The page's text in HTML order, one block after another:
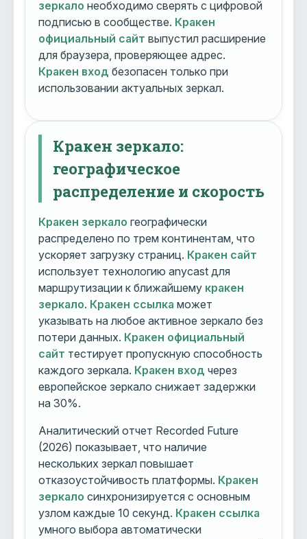
зеркало необходимо сверять с цифровой
подписью в сообществе. Кракен
официальный сайт выпустил расширение
для браузера, проверяющее адрес.
Кракен вход безопасен только при
использовании актуальных зеркал.
Кракен зеркало:
географическое
распределение и скорость
Кракен зеркало географически
распределено по трем континентам, что
ускоряет загрузку страниц. Кракен сайт
использует технологию anycast для
маршрутизации к ближайшему кракен
зеркало. Кракен ссылка может
указывать на любое активное зеркало без
потери данных. Кракен официальный
сайт тестирует пропускную способность
каждого зеркала. Кракен вход через
европейское зеркало снижает задержки
на 30%.
Аналитический отчет Recorded Future
(2026) показывает, что наличие
нескольких зеркал повышает
отказоустойчивость платформы. Кракен
зеркало синхронизируется с основным
узлом каждые 10 секунд. Кракен ссылка
умного выбора автоматически